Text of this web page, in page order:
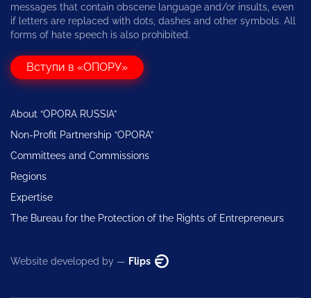
messages that contain obscene language and/or insults, even
if letters are replaced with dots, dashes and other symbols. All
forms of hate speech is also prohibited.
Вступи в «ОПОРУ»
About “OPORA RUSSIA”
Non-Profit Partnership “OPORA”
Committees and Commissions
Regions
Expertise
The Bureau for the Protection of the Rights of Entrepreneurs
Website developed by — Flips